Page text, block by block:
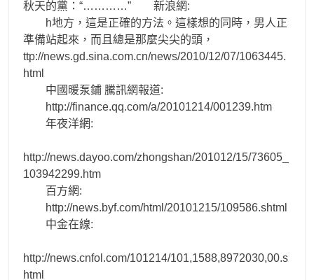
秋天的黨：“…………” 新浪網:
h地方，這是正確的方法。這樣想的同時，男人正
準備站起來，而且總是那麼尖尖的頭，
ttp://news.gd.sina.com.cn/news/2010/12/07/1063445.
html
中國暖泵鋪 騰訊網報道:
http://finance.qq.com/a/20101214/001239.htm
年夜洋網:
http://news.dayoo.com/zhongshan/201012/15/73605_
103942299.htm
百方網:
http://news.byf.com/html/20101215/109586.shtml
中金在線:
http://news.cnfol.com/101214/101,1588,8972030,00.s
html